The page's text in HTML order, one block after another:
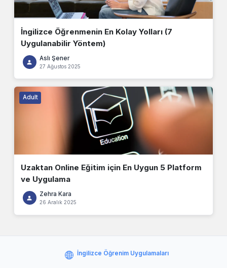
İngilizce Öğrenmenin En Kolay Yolları (7
Uygulanabilir Yöntem)
Aslı Şener
27 Ağustos 2025
Adult
Uzaktan Online Eğitim için En Uygun 5 Platform
ve Uygulama
Zehra Kara
26 Aralık 2025
İngilizce Öğrenim Uygulamaları